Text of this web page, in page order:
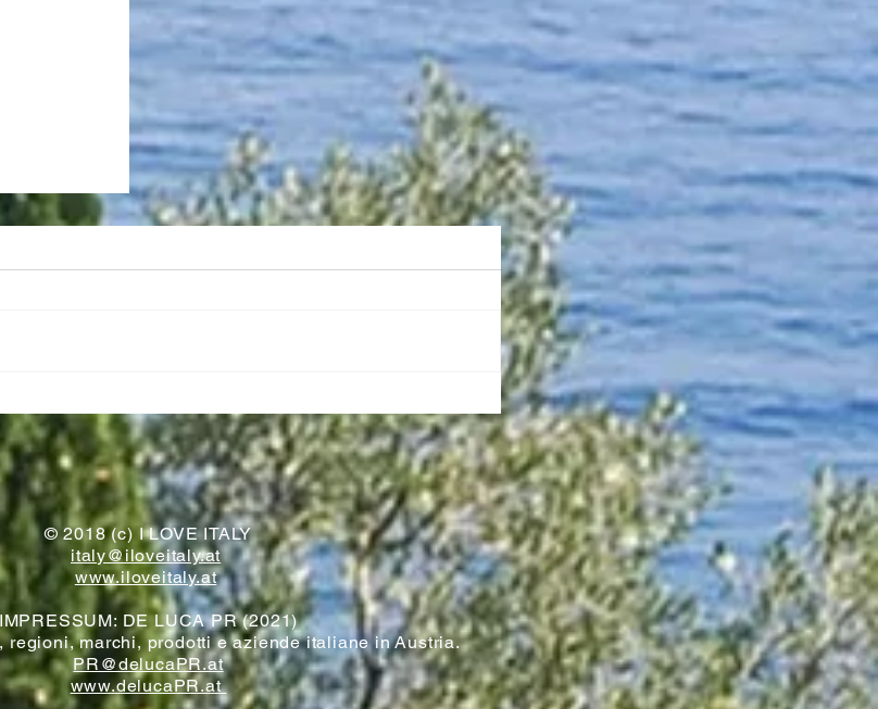
© 2018 (c) I LOVE ITALY
italy@iloveitaly.at
www.iloveitaly.at
DE LUCA PR (2021)
regioni, marchi, prodotti e aziende italiane inAustria.
PR@delucaPR.at
www.delucaPR.at